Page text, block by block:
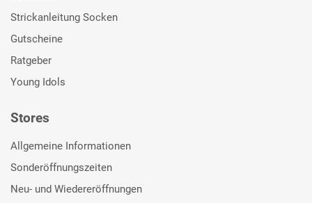
Strickanleitung Socken
Gutscheine
Ratgeber
Young Idols
Stores
Allgemeine Informationen
Sonderöffnungszeiten
Neu- und Wiedereröffnungen